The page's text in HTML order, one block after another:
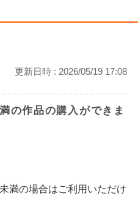
更新日時 : 2026/05/19 17:08
の作品の購入ができま
満の場合はご利用いただけ